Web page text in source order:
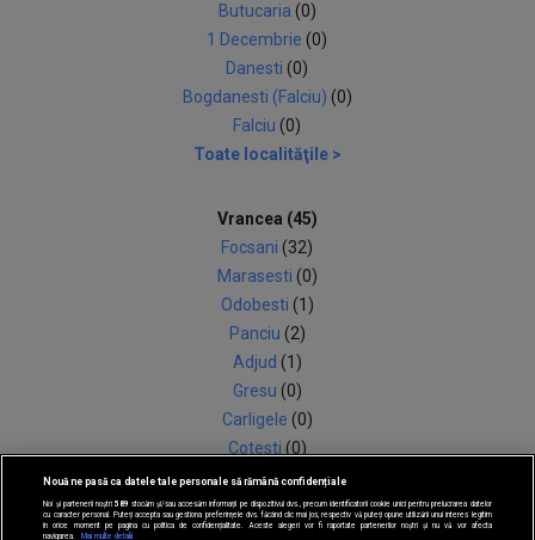
Butucaria (0)
1 Decembrie (0)
Danesti (0)
Bogdanesti (Falciu) (0)
Falciu (0)
Toate localităţile >
Vrancea (45)
Focsani (32)
Marasesti (0)
Odobesti (1)
Panciu (2)
Adjud (1)
Gresu (0)
Carligele (0)
Cotesti (0)
Dumbraveni(2)
Gagesti(1)
Toate localităţile >
Nouă ne pasă ca datele tale personale să rămână confidențiale
Noi și partenerii noștri 589 stocăm și/sau accesăm informații pe dispozitivul dvs., precum identificatorii cookie unici pentru prelucrarea datelor
cu caracter personal. Puteți accepta sau gestiona preferințele dvs. făcând clic mai jos, respectiv vă puteți opune utilizării unui interes legitim
în orice moment pe pagina cu politica de confidențialitate. Aceste alegeri vor fi raportate partenerilor noștri și nu vă vor afecta
navigarea.
Mai multe detalii